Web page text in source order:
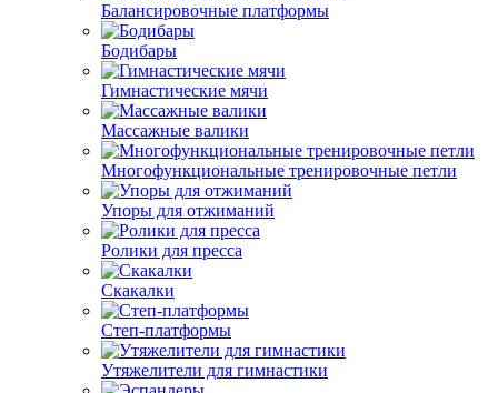
Балансировочные платформы
Бодибары
Гимнастические мячи
Массажные валики
Многофункциональные тренировочные петли
Упоры для отжиманий
Ролики для пресса
Скакалки
Степ-платформы
Утяжелители для гимнастики